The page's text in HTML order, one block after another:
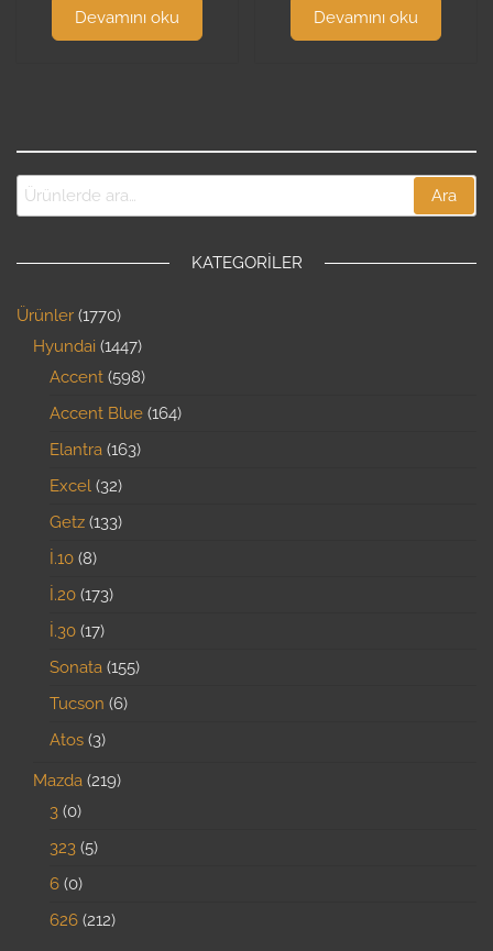
Devamını oku Devamını oku
Ara
KATEGORILER
Ürünler 1770
Hyundai 1447
Accent 598
Accent Blue 164
Elantra 163
Excel 32
Getz 133
İ.10 8
İ.20 173
İ.30 17
Sonata 155
Tucson 6
Atos 3
Mazda 219
3 0
323 5
6 0
626 212